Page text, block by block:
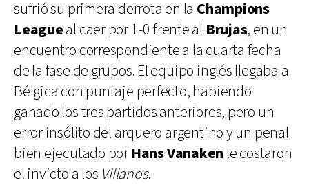
sufrió su primera derrota en la Champions
Leagueal caer por 1-0 frente al Brujas, en un
encuentro correspondiente a la cuarta fecha
de la fase de grupos. El equipo inglés llegaba a
Bélgica con puntaje perfecto, habiendo
ganado los tres partidos anteriores, pero un
error insólito del arquero argentino y un penal
bien ejecutado por Hans Vanaken le costaron
el invicto a los Villanos.